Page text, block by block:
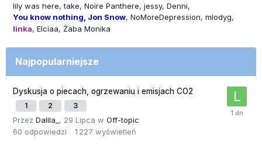
lily was here take Noire Panthere jessy Denni
You know nothing, Jon Snow NoMoreDepression mlodyg
linka Elciaa Żaba Monika
Najpopularniejsze
Dyskusja o piecach, ogrzewaniu i emisjach CO2
1 2 3
Przez Dalila_ , 29 Lipca w Off-topic
60 odpowiedzi 1 227 wyświetleń